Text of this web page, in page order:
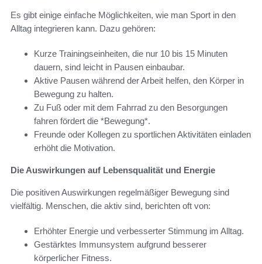
Es gibt einige einfache Möglichkeiten, wie man Sport in den
Alltag integrieren kann. Dazu gehören:
Kurze Trainingseinheiten, die nur 10 bis 15 Minuten
dauern, sind leicht in Pausen einbaubar.
Aktive Pausen während der Arbeit helfen, den Körper in
Bewegung zu halten.
Zu Fuß oder mit dem Fahrrad zu den Besorgungen
fahren fördert die *Bewegung*.
Freunde oder Kollegen zu sportlichen Aktivitäten einladen
erhöht die Motivation.
Die Auswirkungen auf Lebensqualität und Energie
Die positiven Auswirkungen regelmäßiger Bewegung sind
vielfältig. Menschen, die aktiv sind, berichten oft von:
Erhöhter Energie und verbesserter Stimmung im Alltag.
Gestärktes Immunsystem aufgrund besserer
körperlicher Fitness.